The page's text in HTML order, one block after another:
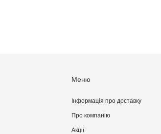
Меню
Інформація про доставку
Про компанiю
Акції